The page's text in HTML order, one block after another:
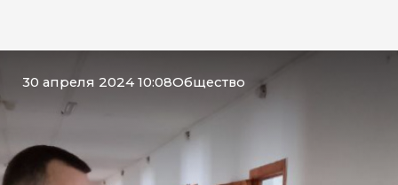
30 апреля 2024 10:08Общество